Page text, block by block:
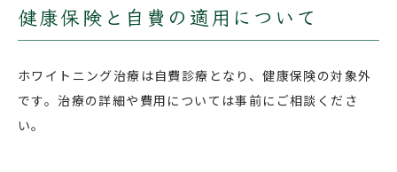
健康保険と自費の適用について
ホワイトニング治療は自費診療となり、健康保険の対象外
です。治療の詳細や費用については事前にご相談くださ
い。